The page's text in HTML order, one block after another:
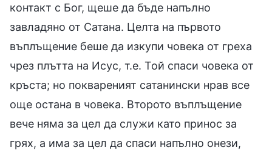
контакт с Бог, щеше да бъде напълно
завладяно от Сатана. Целта на първото
въплъщение беше да изкупи човека от греха
чрез плътта на Исус, т.е. Той спаси човека от
кръста; но поквареният сатанински нрав все
още остана в човека. Второто въплъщение
вече няма за цел да служи като принос за
грях, а има за цел да спаси напълно онези,